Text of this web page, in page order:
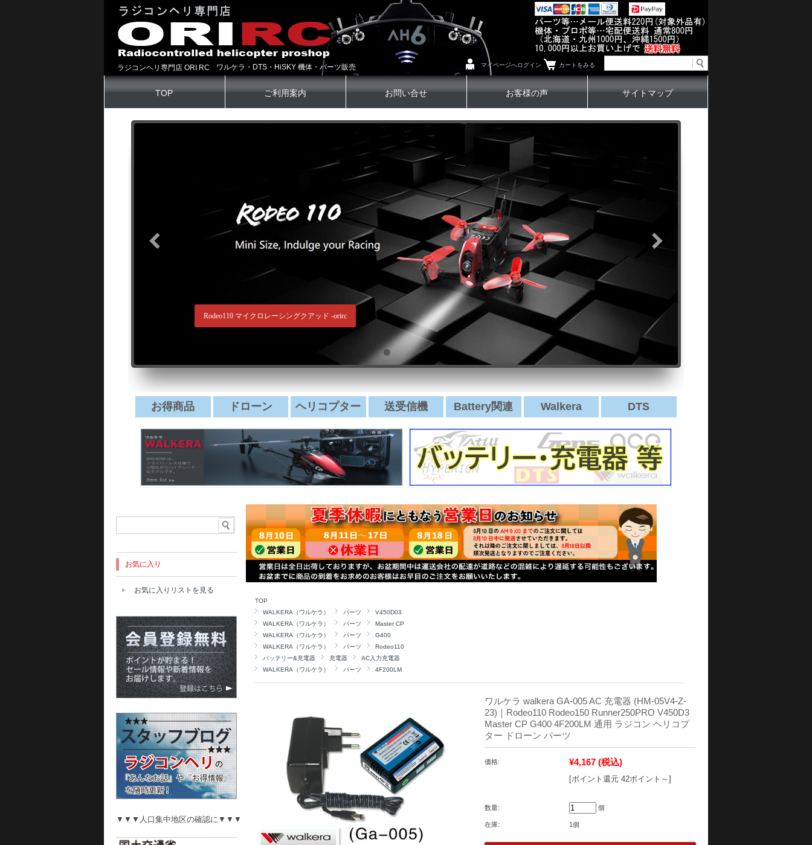
ラジコンヘリ専門店 ORI RC ワルケラ・DTS・HiSKY 機体・パーツ販売 マイページへログイン カートをみる
TOP ご利用案内 お問い合せ お客様の声 サイトマップ
TOP
WALKERA（ワルケラ）
パーツ
V450D03
WALKERA（ワルケラ）
パーツ
Master CP
WALKERA（ワルケラ）
パーツ
G400
WALKERA（ワルケラ）
パーツ
Rodeo110
バッテリー&充電器
充電器
AC入力充電器
WALKERA（ワルケラ）
パーツ 4F200LM
ワルケラ walkera GA-005 AC 充電器 (HM-05V4-Z-
23)｜Rodeo110 Rodeo150 Runner250PRO V450D3
Master CP G400 4F200LM 通用 ラジコン ヘリコプ
ター ドローン パーツ
価格: ¥4,167 (税込)
[ポイント還元 42ポイント～]
数量: 個
在庫: 1個
お気に入り
お気に入りリストを見る
▼▼▼人口集中地区の確認に▼▼▼